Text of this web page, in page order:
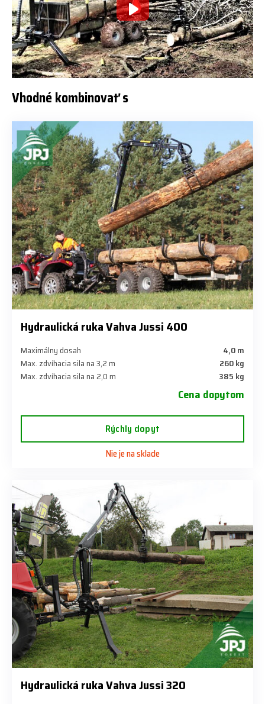
Vhodné kombinovať s
Hydraulická ruka Vahva Jussi 400
Maximálny dosah
4,0 m
Max. zdvíhacia sila na 3,2 m
260 kg
Max. zdvíhacia sila na 2,0 m
385 kg
Cena dopytom
Rýchly dopyt
Nie je na sklade
Hydraulická ruka Vahva Jussi 320